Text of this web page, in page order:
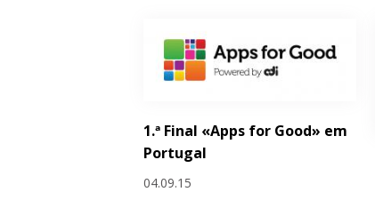
1.ª Final «Apps for Good» em
Portugal
04.09.15